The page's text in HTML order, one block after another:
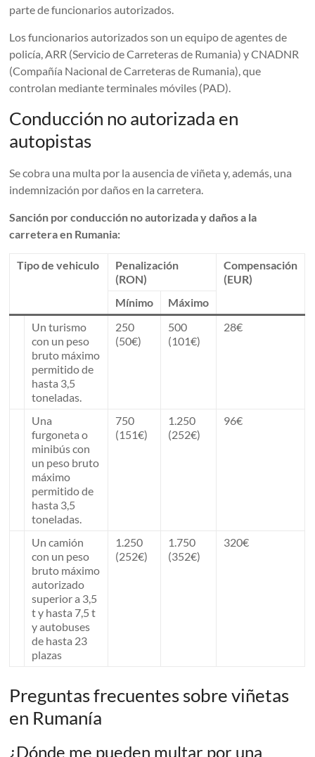
parte de funcionarios autorizados.
Los funcionarios autorizados son un equipo de agentes de
policía, ARR (Servicio de Carreteras de Rumania) y CNADNR
(Compañía Nacional de Carreteras de Rumania), que
controlan mediante terminales móviles (PAD).
Conducción no autorizada en
autopistas
Se cobra una multa por la ausencia de viñeta y, además, una
indemnización por daños en la carretera.
Sanción por conducción no autorizada y daños a la
carretera en Rumania:
Tipo de vehiculo
Penalización
(RON)
Compensación
(EUR)
Mínimo
Máximo
Un turismo
con un peso
bruto máximo
permitido de
hasta 3,5
toneladas.
250
(50€)
500
(101€)
28€
Una
furgoneta o
minibús con
un peso bruto
máximo
permitido de
hasta 3,5
toneladas.
750
(151€)
1.250
(252€)
96€
Un camión
con un peso
bruto máximo
autorizado
superior a 3,5
t y hasta 7,5 t
y autobuses
de hasta 23
plazas
1.250
(252€)
1.750
(352€)
320€
Preguntas frecuentes sobre viñetas
en Rumanía
¿Dónde me pueden multar por una